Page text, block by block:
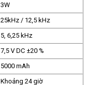
3W
25kHz / 12,5 kHz
5, 6,25 kHz
7,5 V DC ±20 %
5000 mAh
Khoảng 24 giờ